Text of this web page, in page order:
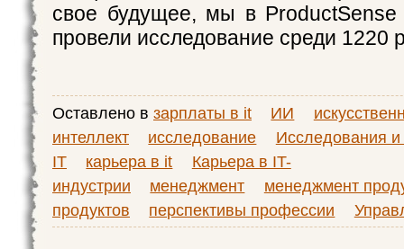
свое будущее, мы в
провели исследование среди 1220
Оставлено в зарплаты в it ИИ
интеллект
исследование
Исследования и
IT
карьера в it
Карьера в IT-
индустрии
менеджмент
менеджмент
продуктов
перспективы профессии